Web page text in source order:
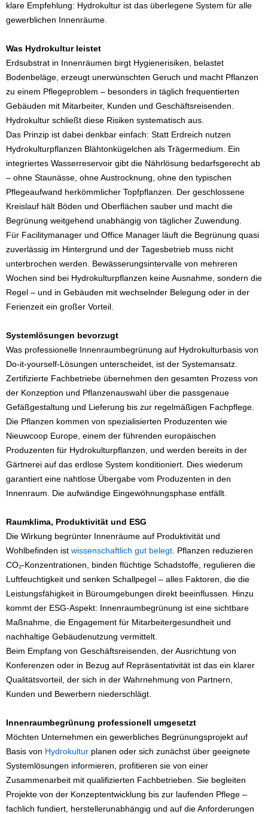
klare Empfehlung: Hydrokultur ist das überlegene System für alle
gewerblichen Innenräume.
Was Hydrokultur leistet
Erdsubstrat in Innenräumen birgt Hygienerisiken, belastet
Bodenbeläge, erzeugt unerwünschten Geruch und macht Pflanzen
zu einem Pflegeproblem – besonders in täglich frequentierten
Gebäuden mit Mitarbeiter, Kunden und Geschäftsreisenden.
Hydrokultur schließt diese Risiken systematisch aus.
Das Prinzip ist dabei denkbar einfach: Statt Erdreich nutzen
Hydrokulturpflanzen Blähtonkügelchen als Trägermedium. Ein
integriertes Wasserreservoir gibt die Nährlösung bedarfsgerecht ab
– ohne Staunässe, ohne Austrocknung, ohne den typischen
Pflegeaufwand herkömmlicher Topfpflanzen. Der geschlossene
Kreislauf hält Böden und Oberflächen sauber und macht die
Begrünung weitgehend unabhängig von täglicher Zuwendung.
Für Facilitymanager und Office Manager läuft die Begrünung quasi
zuverlässig im Hintergrund und der Tagesbetrieb muss nicht
unterbrochen werden. Bewässerungsintervalle von mehreren
Wochen sind bei Hydrokulturpflanzen keine Ausnahme, sondern die
Regel – und in Gebäuden mit wechselnder Belegung oder in der
Ferienzeit ein großer Vorteil.
Systemlösungen bevorzugt
Was professionelle Innenraumbegrünung auf Hydrokulturbasis von
Do-it-yourself-Lösungen unterscheidet, ist der Systemansatz.
Zertifizierte Fachbetriebe übernehmen den gesamten Prozess von
der Konzeption und Pflanzenauswahl über die passgenaue
Gefäßgestaltung und Lieferung bis zur regelmäßigen Fachpflege.
Die Pflanzen kommen von spezialisierten Produzenten wie
Nieuwcoop Europe, einem der führenden europäischen
Produzenten für Hydrokulturpflanzen, und werden bereits in der
Gärtnerei auf das erdlose System konditioniert. Dies wiederum
garantiert eine nahtlose Übergabe vom Produzenten in den
Innenraum. Die aufwändige Eingewöhnungsphase entfällt.
Raumklima, Produktivität und ESG
Die Wirkung begrünter Innenräume auf Produktivität und
Wohlbefinden ist wissenschaftlich gut belegt . Pflanzen reduzieren
CO₂-Konzentrationen, binden flüchtige Schadstoffe, regulieren die
Luftfeuchtigkeit und senken Schallpegel – alles Faktoren, die die
Leistungsfähigkeit in Büroumgebungen direkt beeinflussen. Hinzu
kommt der ESG-Aspekt: Innenraumbegrünung ist eine sichtbare
Maßnahme, die Engagement für Mitarbeitergesundheit und
nachhaltige Gebäudenutzung vermittelt.
Beim Empfang von Geschäftsreisenden, der Ausrichtung von
Konferenzen oder in Bezug auf Repräsentativität ist das ein klarer
Qualitätsvorteil, der sich in der Wahrnehmung von Partnern,
Kunden und Bewerbern niederschlägt.
Innenraumbegrünung professionell umgesetzt
Möchten Unternehmen ein gewerbliches Begrünungsprojekt auf
Basis von Hydrokultur planen oder sich zunächst über geeignete
Systemlösungen informieren, profitieren sie von einer
Zusammenarbeit mit qualifizierten Fachbetrieben. Sie begleiten
Projekte von der Konzeptentwicklung bis zur laufenden Pflege –
fachlich fundiert, herstellerunabhängig und auf die Anforderungen